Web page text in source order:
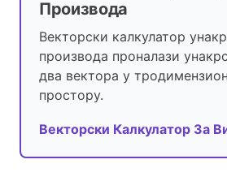
Производа
Векторски калкулатор
производа проналази
два вектора у
простору.
Векторски Калкулатор За